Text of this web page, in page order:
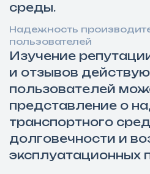
среды.
Надежность
пользователей
Изучение
и отзывов
пользователей
представление о
транспортного
долговечности и
эксплуатационных